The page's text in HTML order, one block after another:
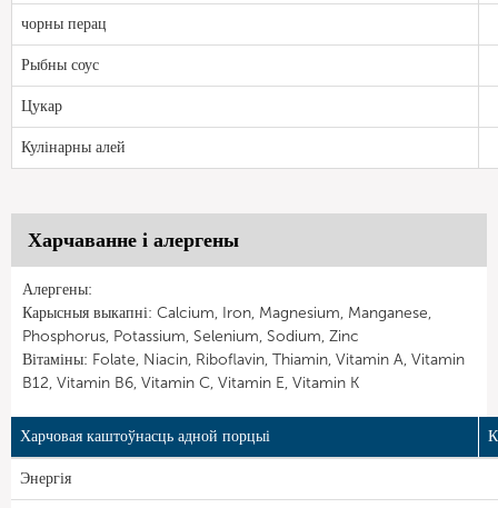
чорны перац
Рыбны соус
Цукар
Кулінарны алей
Харчаванне і алергены
Алергены:
Карысныя выкапні: Calcium, Iron, Magnesium, Manganese,
Phosphorus, Potassium, Selenium, Sodium, Zinc
Вітаміны: Folate, Niacin, Riboflavin, Thiamin, Vitamin A, Vitamin
B12, Vitamin B6, Vitamin C, Vitamin E, Vitamin K
Харчовая каштоўнасць адной порцыі
Энергія